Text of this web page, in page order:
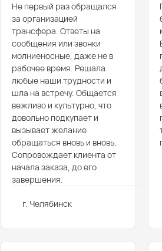
Не первый раз обращался
за организацией
трансфера. Ответы на
сообщения или звонки
молниеносные, даже не в
рабочее время. Решала
любые наши трудности и
шла на встречу. Общается
вежливо и культурно, что
довольно подкупает и
вызывает желание
обращаться вновь и вновь.
Сопровождает клиента от
начала заказа, до его
завершения.
г. Челябинск